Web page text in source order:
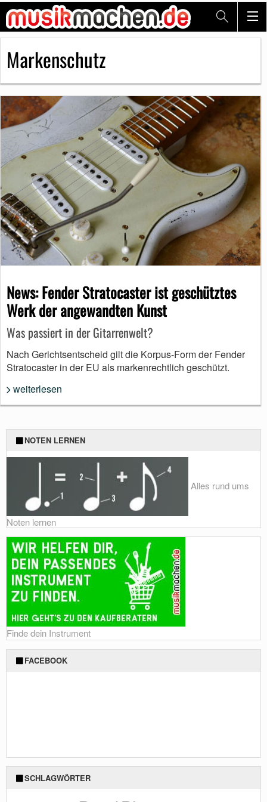
Markenschutz
News: Fender Stratocaster ist geschütztes
Werk der angewandten Kunst
Was passiert in der Gitarrenwelt?
Nach Gerichtsentscheid gilt die Korpus-Form der Fender
Stratocaster in der EU als markenrechtlich geschützt.
weiterlesen
NOTEN LERNEN
Alles rund ums
Noten lernen
Finde dein Instrument
FACEBOOK
SCHLAGWÖRTER